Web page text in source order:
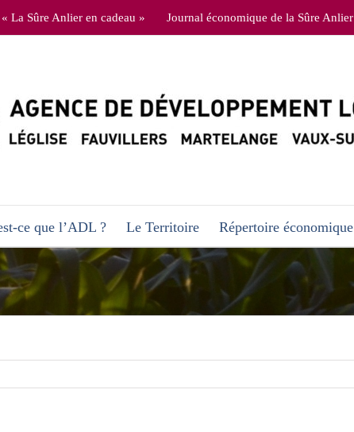
La Sûre Anlier en cadeau » Journal économique de la Sûre Anlier
ce que l’ADL ? Le Territoire Répertoire économique